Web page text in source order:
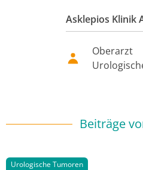
Asklepios Klinik
Oberarzt
Beiträge
Urologische Tumoren